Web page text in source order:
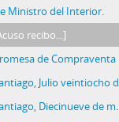
Ministro del Interior.
recibo...]
de Compraventa
Julio veintiocho de mil novecientos
Diecinueve de marzo de mil